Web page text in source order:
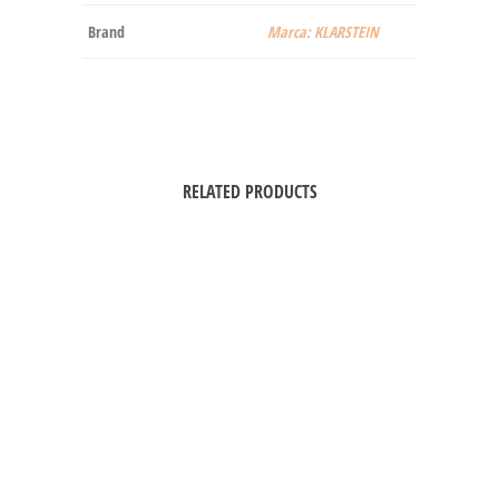
Brand Marca: KLARSTEIN
RELATED PRODUCTS